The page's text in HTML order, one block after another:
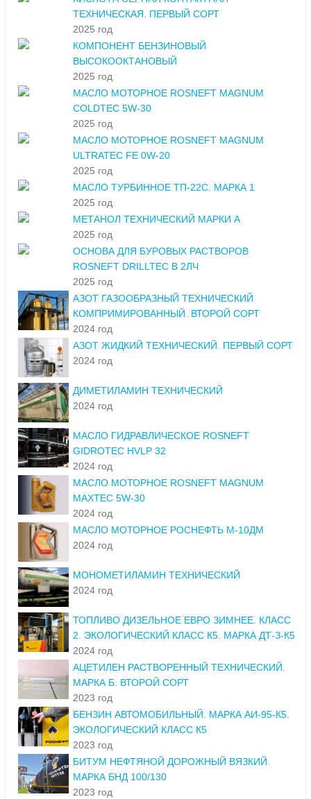
ТЕХНИЧЕСКАЯ. ПЕРВЫЙ СОРТ
2025 год
КОМПОНЕНТ БЕНЗИНОВЫЙ
ВЫСОКООКТАНОВЫЙ
2025 год
МАСЛО МОТОРНОЕ ROSNEFT MAGNUM
COLDTEC 5W-30
2025 год
МАСЛО МОТОРНОЕ ROSNEFT MAGNUM
ULTRATEC FE 0W-20
2025 год
МАСЛО ТУРБИННОЕ ТП-22С. МАРКА 1
2025 год
МЕТАНОЛ ТЕХНИЧЕСКИЙ МАРКИ А
2025 год
ОСНОВА ДЛЯ БУРОВЫХ РАСТВОРОВ
ROSNEFT DRILLTEC В 2ЛЧ
2025 год
АЗОТ ГАЗООБРАЗНЫЙ ТЕХНИЧЕСКИЙ
КОМПРИМИРОВАННЫЙ. ВТОРОЙ СОРТ
2024 год
АЗОТ ЖИДКИЙ ТЕХНИЧЕСКИЙ. ПЕРВЫЙ СОРТ
2024 год
ДИМЕТИЛАМИН ТЕХНИЧЕСКИЙ
2024 год
МАСЛО ГИДРАВЛИЧЕСКОЕ ROSNEFT
GIDROTEC HVLP 32
2024 год
МАСЛО МОТОРНОЕ ROSNEFT MAGNUM
MAXTEC 5W-30
2024 год
МАСЛО МОТОРНОЕ РОСНЕФТЬ М-10ДМ
2024 год
МОНОМЕТИЛАМИН ТЕХНИЧЕСКИЙ
2024 год
ТОПЛИВО ДИЗЕЛЬНОЕ ЕВРО ЗИМНЕЕ. КЛАСС
2. ЭКОЛОГИЧЕСКИЙ КЛАСС К5. МАРКА ДТ-З-К5
2024 год
АЦЕТИЛЕН РАСТВОРЕННЫЙ ТЕХНИЧЕСКИЙ.
МАРКА Б. ВТОРОЙ СОРТ
2023 год
БЕНЗИН АВТОМОБИЛЬНЫЙ. МАРКА АИ-95-К5.
ЭКОЛОГИЧЕСКИЙ КЛАСС К5
2023 год
БИТУМ НЕФТЯНОЙ ДОРОЖНЫЙ ВЯЗКИЙ.
МАРКА БНД 100/130
2023 год